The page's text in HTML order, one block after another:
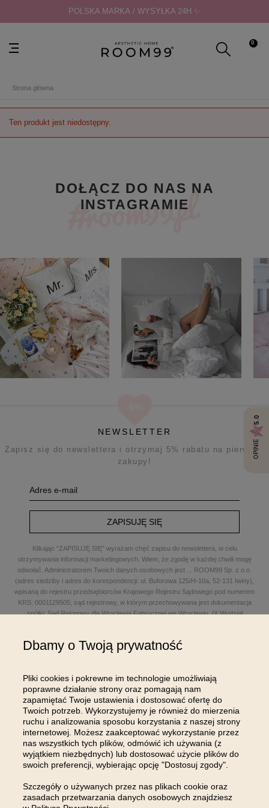
POLSKA MARKA / WYSYŁKA 24H ✨
0
Strona główna
Ten produkt jest niedostępny.
DOŁĄCZ DO NAS NA
INSTAGRAMIE
NEWSLETTER
Zapisz się do newslettera i otrzymaj 5% rabatu na pierwsze
zakupy!
ZAPISUJĘ SIĘ
Klikając “ZAPISUJĘ SIĘ” wyrażam chęć zapisu do newslettera, w celu
otrzymywania informacji marketingowych. Wiem, że zgodę w każdej chwili mogę
odwołać. Administratorem Twoich danych osobowych jest
ROOM99 Sp. z o.o.
(adres siedziby i adres do korespondencji: ul. Buforowa 125/H-10a, 52-131 Iwiny),
wpisaną do rejestru przedsiębiorców Krajowego Rejestru Sądowego pod numerem
KRS: 0001129505; sąd rejestrowy, w którym przechowywana jest dokumentacja
spółki: Sąd Rejonowy dla Wrocławia Fabrycznej we Wrocławiu, IX Wydział
poczty elektronicznej: sklep@room99.pl. Zapoznaj się z naszym
OBSŁUGA KLIENTA
INFORMACJE
MOJE KONTO
OPINIE
5.0
Dbamy o Twoją prywatność
Pliki cookies i pokrewne im technologie umożliwiają
poprawne działanie strony oraz pomagają nam
zapamiętać Twoje ustawienia i dostosować ofertę do
Twoich potrzeb. Wykorzystujemy je również do mierzenia
ruchu i analizowania sposobu korzystania z naszej strony
internetowej. Możesz zaakceptować wykorzystanie przez
nas wszystkich tych plików, odmówić ich używania (z
wyjątkiem niezbędnych) lub dostosować użycie plików do
swoich preferencji, wybierając opcję "Dostosuj zgody".
Szczegóły o używanych przez nas plikach cookie oraz
zasadach przetwarzania danych osobowych znajdziesz